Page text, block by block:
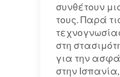
συνθέτουν
τους. Παρά
στη
για την
στην